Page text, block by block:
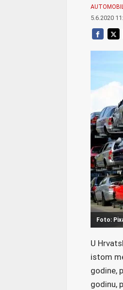
5.6.2020
Foto:
U
istom
godine,
godinu,